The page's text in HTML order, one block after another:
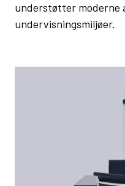
understøtter moderne
undervisningsmiljøer.